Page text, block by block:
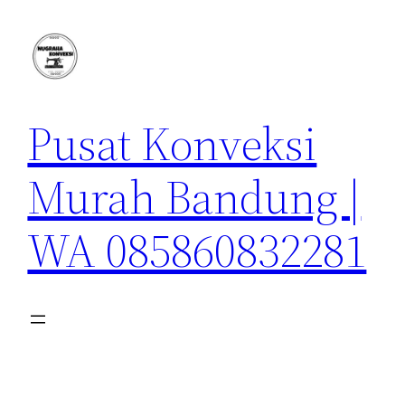
konten
Pusat Konveksi
Murah Bandung |
WA 085860832281